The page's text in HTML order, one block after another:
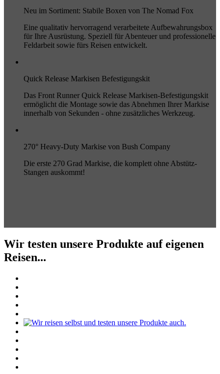
Neu im Sortiment: Stabile Boxen von The Nomad Fox
Eine qualitativ hervorragend verarbeitete Aufbewahrungsbox
für Ihre Ausrüstung. Speziell für Abenteuer und professionelle
Feldarbeit sowie fürs Reisen entwickelt.
Quick Release Markisen Befestigungskit
Das Front Runner Quick Release Markisen-Befestigungskit
ermöglicht die Montage sowie das Abnehmen Ihrer Markise
innerhalb von Sekunden - ohne zusätzliches Werkzeug.
270° Heavy-Duty Markise von Bush Company
Die erste 270 Grad Markise, die komplett ohne Abstütz-
Stangen auskommt!
Wir testen unsere Produkte auf eigenen
Reisen...